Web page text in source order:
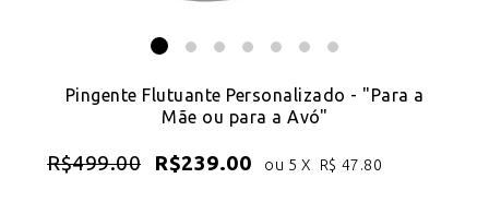
Pingente Flutuante Personalizado - "Para a
Mãe ou para a Avó"
R$499.00 R$239.00 ou 5 X R$ 47.80